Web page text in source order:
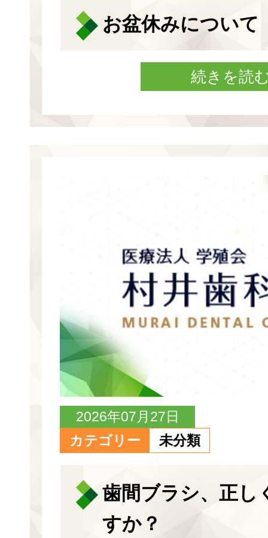
お盆休みについて
続きを読
2026年07月27日
カテゴリー
未分類
歯間ブラシ、正し
すか？